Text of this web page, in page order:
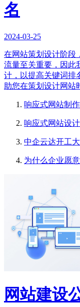
名
2024-03-25
在网站策划设计阶段
流量至关重要，因此
计，以提高关键词排
助您在策划设计网站
响应式网站制
响应式网站设
中企云达开工
为什么企业愿
网站建设